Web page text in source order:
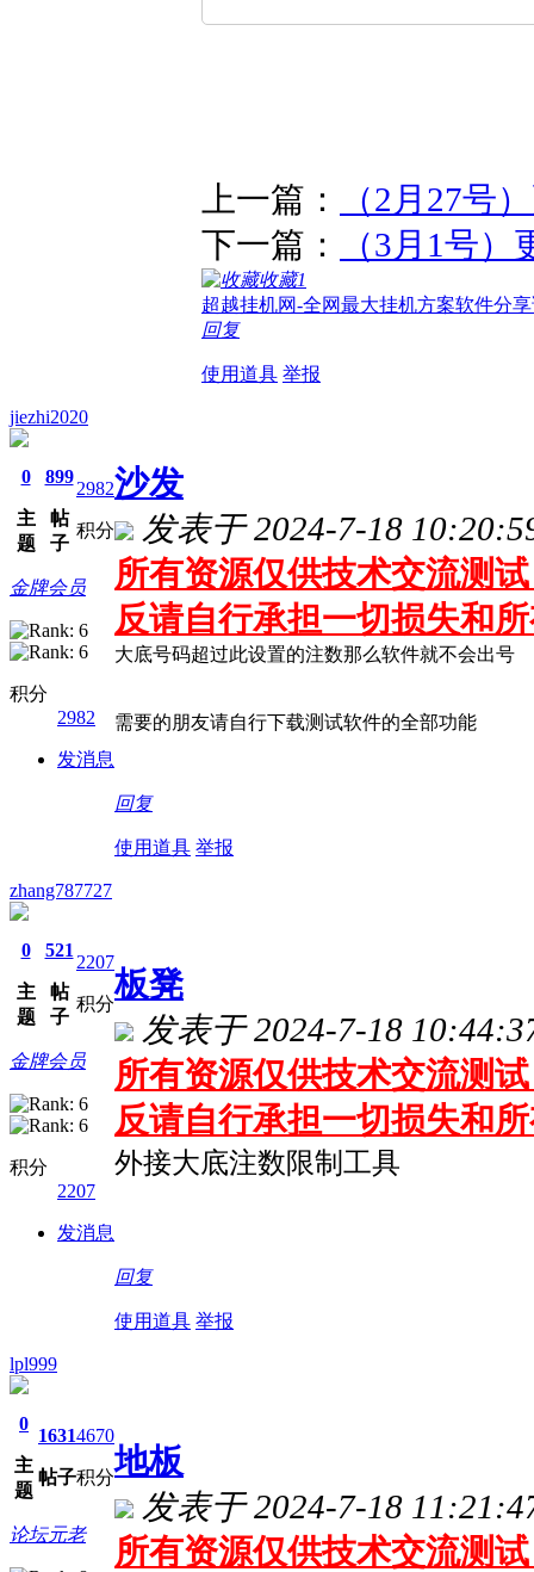
上一篇：
（2月27号
下一篇：
（3月1号
收藏1
超越挂机网-全网最大挂机方案软件分
回复
使用道具 举报
jiezhi2020
0
主
题
899
帖
子
2982
积分
金牌会员
积分
2982
发消息
沙发
发表于 2024-7-18
所有资源仅供技术交流测
反请自行承担一切损失和
大底号码超过此设置的注数那么软件就不会出号
需要的朋友请自行下载测试软件的全部功能
回复
使用道具 举报
zhang787727
0
主
题
521
帖
子
2207
积分
金牌会员
积分
2207
发消息
板凳
发表于 2024-7-18
所有资源仅供技术交流测
反请自行承担一切损失和
外接大底注数限制工具
回复
使用道具 举报
lpl999
0
主
题
1631
帖子
4670
积分
论坛元老
地板
发表于 2024-7-18
所有资源仅供技术交流测